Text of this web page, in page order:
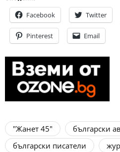
Facebook Twitter
Pinterest Email
"Жанет 45"
български
български писатели